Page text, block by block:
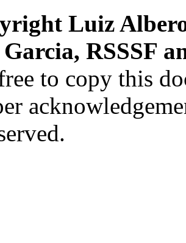
Luiz
RSSSF
to copy this